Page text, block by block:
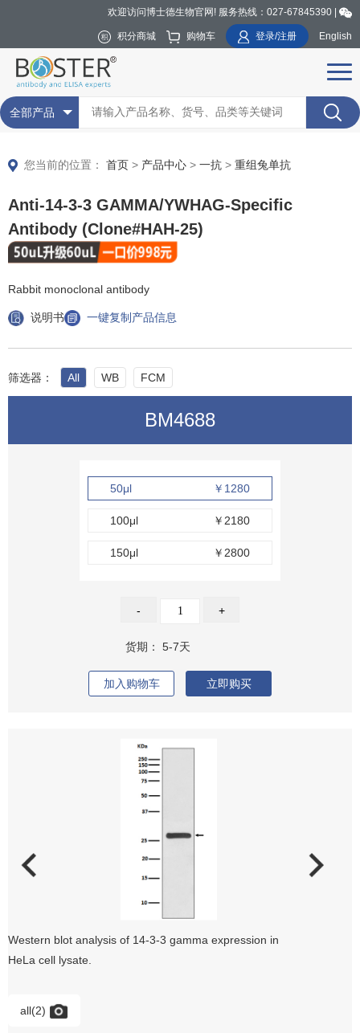
欢迎访问博士德生物官网! 服务热线：027-67845390 |
积分商城 购物车 登录/注册 English
全部产品
您当前的位置： 首页 > 产品中心 > 一抗 > 重组兔单抗
Anti-14-3-3 GAMMA/YWHAG-Specific
Antibody (Clone#HAH-25)
Rabbit monoclonal antibody
说明书 一键复制产品信息
筛选器： All WB FCM
BM4688
50μl ￥1280
100μl ￥2180
150μl ￥2800
- +
货期： 5-7天
加入购物车 立即购买
Western blot analysis of 14-3-3 gamma expression in
HeLa cell lysate.
all(2)